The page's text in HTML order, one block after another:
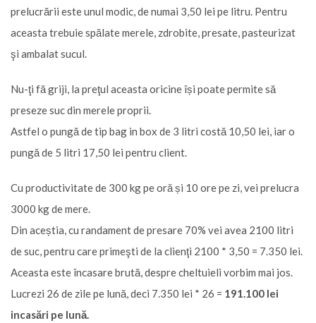
prelucrării este unul modic, de numai 3,50 lei pe litru. Pentru
aceasta trebuie spălate merele, zdrobite, presate, pasteurizat
şi ambalat sucul.
Nu-ţi fă griji, la preţul aceasta oricine își poate permite să
preseze suc din merele proprii.
Astfel o pungă de tip bag in box de 3 litri costă 10,50 lei, iar o
pungă de 5 litri 17,50 lei pentru client.
Cu productivitate de 300 kg pe oră și 10 ore pe zi, vei prelucra
3000 kg de mere.
Din aceștia, cu randament de presare 70% vei avea 2100 litri
de suc, pentru care primeşti de la clienţi 2100 * 3,50 = 7.350 lei.
Aceasta este încasare brută, despre cheltuieli vorbim mai jos.
Lucrezi 26 de zile pe lună, deci 7.350 lei * 26 = 191.100 lei
incasări pe lună.